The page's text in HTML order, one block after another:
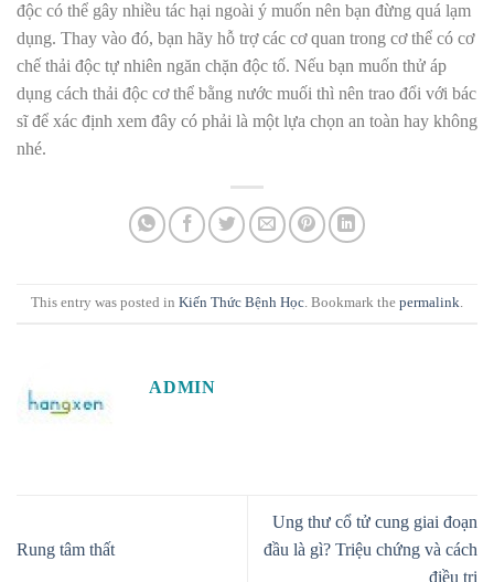
độc có thể gây nhiều tác hại ngoài ý muốn nên bạn đừng quá lạm
dụng. Thay vào đó, bạn hãy hỗ trợ các cơ quan trong cơ thể có cơ
chế thải độc tự nhiên ngăn chặn độc tố. Nếu bạn muốn thử áp
dụng cách thải độc cơ thể bằng nước muối thì nên trao đổi với bác
sĩ để xác định xem đây có phải là một lựa chọn an toàn hay không
nhé.
This entry was posted in Kiến Thức Bệnh Học. Bookmark the permalink.
ADMIN
Rung tâm thất
Ung thư cổ tử cung giai đoạn
đầu là gì? Triệu chứng và cách
điều trị